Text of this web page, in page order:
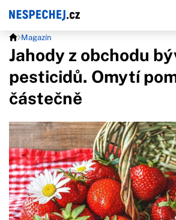
Magazín
Jahody z obchodu
pesticidů. Omytí
částečně